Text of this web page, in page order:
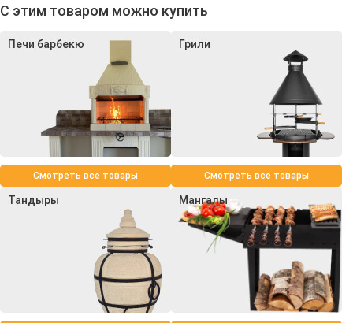
С этим товаром можно купить
Печи барбекю
Смотреть все товары
Грили
Смотреть все товары
Тандыры Мангалы